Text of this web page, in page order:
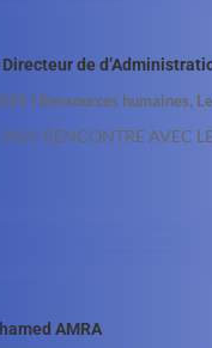
de
Ressources humaines,
RENCONTRE AVEC
AMRA